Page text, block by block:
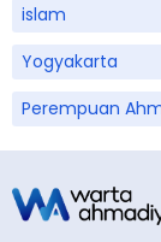
islam
Yogyakarta
Perempuan